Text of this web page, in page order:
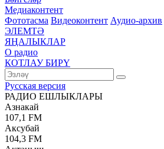
Медиаконтент
Фототасма Видеоконтент Аудио-архив
ЭЛЕМТӘ
ЯҢАЛЫКЛАР
О радио
КОТЛАУ БИРҮ
Русская версия
РАДИО ЕШЛЫКЛАРЫ
Азнакай
107,1 FM
Аксубай
104,3 FM